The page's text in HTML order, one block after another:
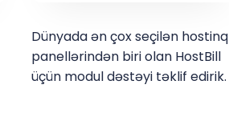
Dünyada ən çox seçilən hostinq
panellərindən biri olan HostBill
üçün modul dəstəyi təklif edirik.